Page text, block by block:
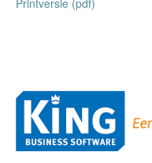
Printversie (pdf)